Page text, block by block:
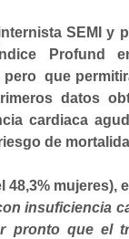
SEMI y
Profund
pero que
datos
cardiaca
de
48,3% mujeres),
insuficiencia
pronto que el